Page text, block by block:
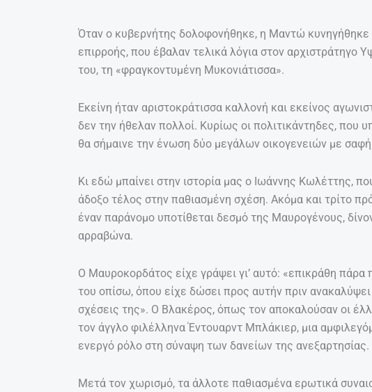
Όταν ο κυβερνήτης δολοφονήθηκε, η Μαντώ
επιρροής, που έβαλαν τελικά λόγια στον αρχιστράτηγο
του, τη «φραγκοντυμένη Μυκονιάτισσα».
Εκείνη ήταν αριστοκράτισσα καλλονή και εκείνος
δεν την ήθελαν πολλοί. Κυρίως οι πολιτικάντηδες, που
θα σήμαινε την ένωση δύο μεγάλων οικογενειών με
Κι εδώ μπαίνει στην ιστορία μας ο Ιωάννης Κωλέττης,
άδοξο τέλος στην παθιασμένη σχέση. Ακόμα και τρίτο
έναν παράνομο υποτίθεται δεσμό της Μαυρογένους,
αρραβώνα.
Ο Μαυροκορδάτος είχε γράψει γι’ αυτό: «επικράθη
του οπίσω, όπου είχε δώσει προς αυτήν πριν
σχέσεις της». Ο Βλακέρος, όπως τον αποκαλούσαν οι
τον άγγλο φιλέλληνα Έντουαρντ Μπλάκιερ, μια
ενεργό ρόλο στη σύναψη των δανείων της ανεξαρτησίας.
Μετά τον χωρισμό, τα άλλοτε παθιασμένα ερωτικά